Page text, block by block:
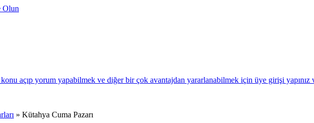
Olun
açıp yorum yapabilmek ve diğer bir çok avantajdan yararlanabilmek için üye girişi
» Kütahya Cuma Pazarı